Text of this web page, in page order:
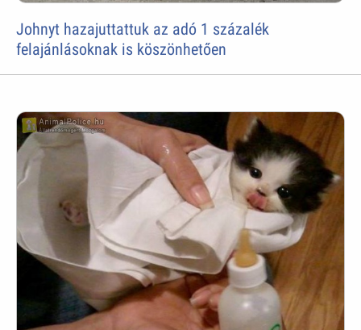
Johnyt hazajuttattuk az adó 1 százalék
felajánlásoknak is köszönhetően